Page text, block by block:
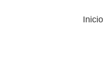
Inicio